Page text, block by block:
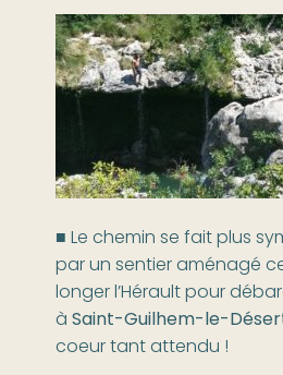
■ Le chemin se fait plus
par un sentier aménagé
longer l’Hérault pour
àSaint-Guilhem-le-
coeur tant attendu !